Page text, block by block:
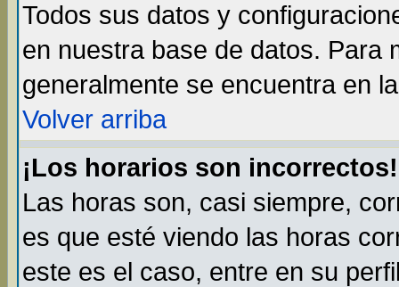
Todos sus datos y
en nuestra base de datos. Para
generalmente se encuentra en
Volver arriba
¡Los horarios son incorrectos!
Las horas son, casi siempre,
es que esté viendo las horas
este es el caso, entre en su